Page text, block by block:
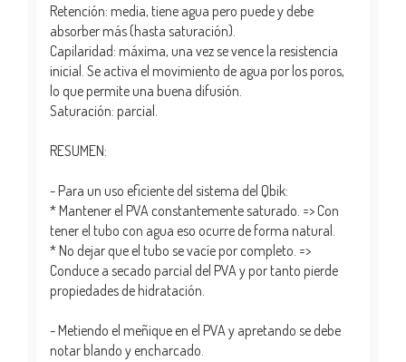
Retención: media, tiene agua pero puede y debe
absorber más (hasta saturación).
Capilaridad: máxima, una vez se vence la resistencia
inicial. Se activa el movimiento de agua por los poros,
lo que permite una buena difusión.
Saturación: parcial.
RESUMEN:
- Para un uso eficiente del sistema del Qbik:
* Mantener el PVA constantemente saturado. => Con
tener el tubo con agua eso ocurre de forma natural.
* No dejar que el tubo se vacíe por completo. =>
Conduce a secado parcial del PVA y por tanto pierde
propiedades de hidratación.
- Metiendo el meñique en el PVA y apretando se debe
notar blando y encharcado.